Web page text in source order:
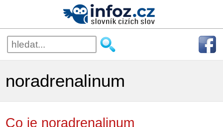
noradrenalinum
Co je noradrenalinum